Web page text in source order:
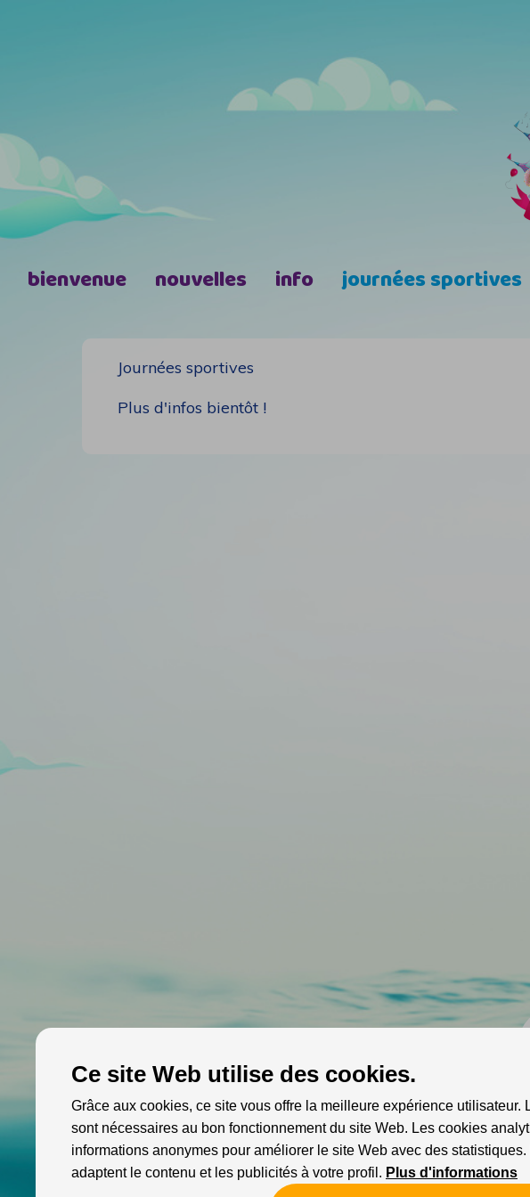
bienvenue nouvelles info journées sportives
Journées sportives
Plus d'infos bientôt !
INFO
Ce site Web utilise des cookies.
Grâce aux cookies, ce site vous offre la meilleure expérience utilisateur.
sont nécessaires au bon fonctionnement du site Web. Les cookies
informations anonymes pour améliorer le site Web avec des
adaptent le contenu et les publicités à votre profil. Plus d'informations